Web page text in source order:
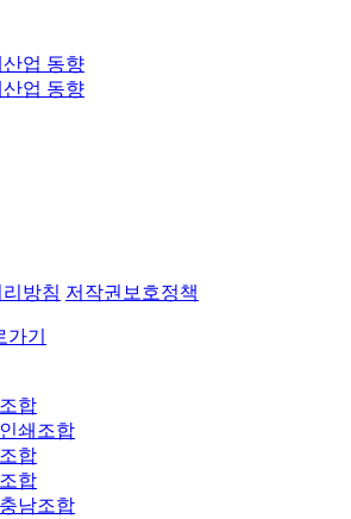
업 동향
업 동향
방침 저작권보호정책
기
합
쇄조합
합
합
남조합